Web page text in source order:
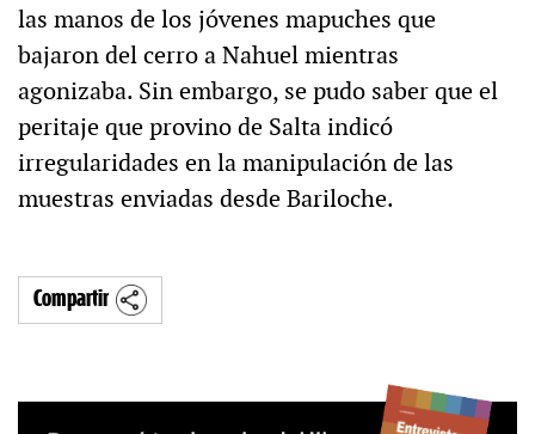
las manos de los jóvenes mapuches que
bajaron del cerro a Nahuel mientras
agonizaba. Sin embargo, se pudo saber que el
peritaje que provino de Salta indicó
irregularidades en la manipulación de las
muestras enviadas desde Bariloche.
Compartir